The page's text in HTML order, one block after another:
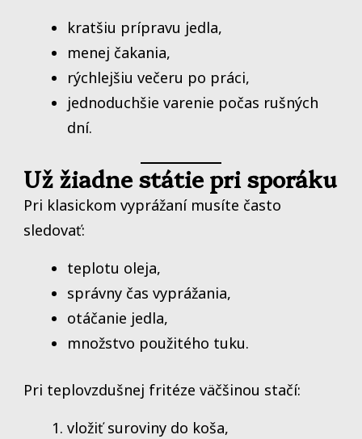
kratšiu prípravu jedla,
menej čakania,
rýchlejšiu večeru po práci,
jednoduchšie varenie počas rušných
dní.
Už žiadne státie pri sporáku
Pri klasickom vyprážaní musíte často
sledovať:
teplotu oleja,
správny čas vyprážania,
otáčanie jedla,
množstvo použitého tuku.
Pri teplovzdušnej fritéze väčšinou stačí:
vložiť suroviny do koša,